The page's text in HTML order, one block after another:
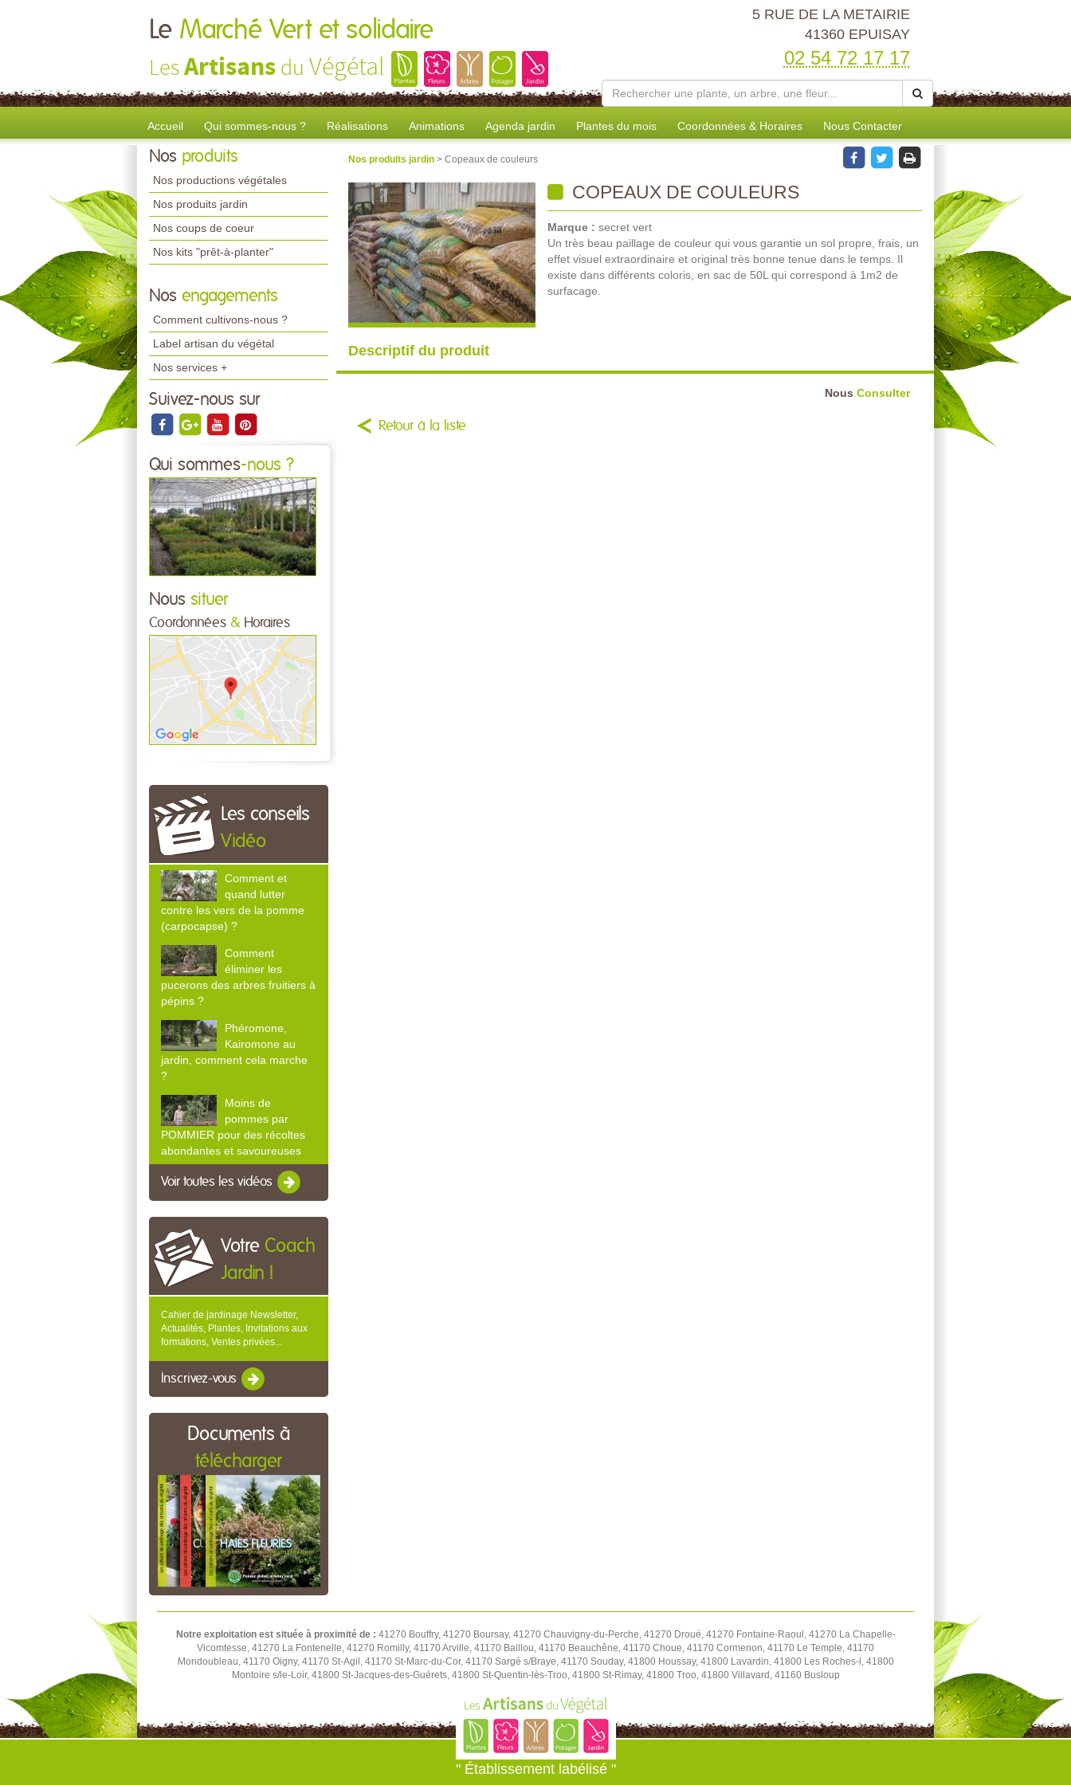
Le Marché Vert et solidaire
LesArtisans du Végétal
5 RUE DE LA METAIRIE
41360 EPUISAY
02 54 72 17 17
Accueil Qui sommes-nous ? Réalisations Animations Agenda jardin Plantes du mois Coordonnées & Horaires Nous Contacter
Nos produits
Nos productions végétales
Nos produits jardin
Nos coups de coeur
Nos kits "prêt-à-planter"
Nos engagements
Comment cultivons-nous ?
Label artisan du végétal
Nos services +
Suivez-nous sur
Qui sommes-nous ?
Nous situer
Coordonnées & Horaires
Les conseils
Vidéo
Comment et
quand lutter
contre les vers de la pomme
(carpocapse) ?
Comment
éliminer les
pucerons des arbres fruitiers à
pépins ?
Phéromone,
Kairomone au
jardin, comment cela marche
?
Moins de
pommes par
POMMIER pour des récoltes
abondantes et savoureuses
Voir toutes les vidéos
Votre Coach
Jardin !
Cahier de jardinage Newsletter,
Actualités, Plantes, Invitations aux
formations, Ventes privées...
Inscrivez-vous
Documents à
télécharger
Nos produits jardin > Copeaux de couleurs
COPEAUX DE COULEURS
Marque : secret vert
Un très beau paillage de couleur qui vous garantie un sol propre, frais, un
effet visuel extraordinaire et original très bonne tenue dans le temps. Il
existe dans différents coloris, en sac de 50L qui correspond à 1m2 de
surfacage.
Descriptif du produit
Nous Consulter
Retour à la liste
Notre exploitation est située à proximité de : 41270 Bouffry, 41270 Boursay, 41270 Chauvigny-du-Perche, 41270 Droué, 41270 Fontaine-Raoul, 41270 La Chapelle-
Vicomtesse, 41270 La Fontenelle, 41270 Romilly, 41170 Arville, 41170 Baillou, 41170 Beauchêne, 41170 Choue, 41170 Cormenon, 41170 Le Temple, 41170
Mondoubleau, 41170 Oigny, 41170 St-Agil, 41170 St-Marc-du-Cor, 41170 Sargé s/Braye, 41170 Souday, 41800 Houssay, 41800 Lavardin, 41800 Les Roches-l, 41800
Montoire s/le-Loir, 41800 St-Jacques-des-Guérets, 41800 St-Quentin-lès-Troo, 41800 St-Rimay, 41800 Troo, 41800 Villavard, 41160 Busloup
" Établissement labélisé "